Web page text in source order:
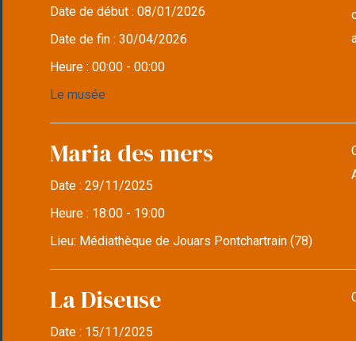
Date de début :08/01/2026
Date de fin :30/04/2026
Heure :00:00 - 00:00
Le musée
Maria des mers
Date :29/11/2025
Heure : 18:00 - 19:00
Lieu: Médiathèque de Jouars Pontchartrain (78)
La Diseuse
Date : 15/11/2025